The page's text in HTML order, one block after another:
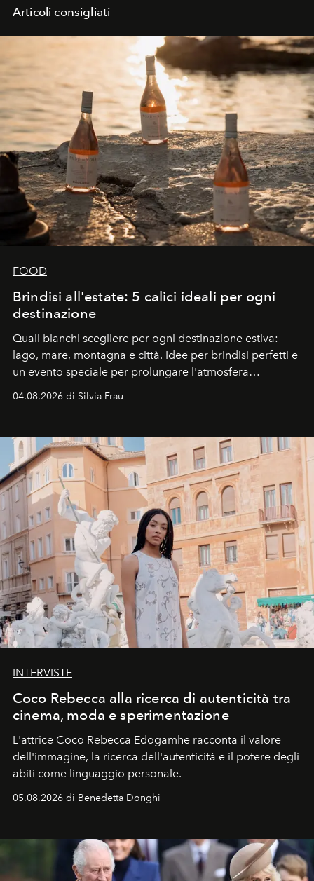
Articoli consigliati
FOOD
Brindisi all'estate: 5 calici ideali per ogni
destinazione
Quali bianchi scegliere per ogni destinazione estiva:
lago, mare, montagna e città. Idee per brindisi perfetti e
un evento speciale per prolungare l'atmosfera
04.08.2026 di Silvia Frau
INTERVISTE
Coco Rebecca alla ricerca di autenticità tra
cinema, moda e sperimentazione
L'attrice Coco Rebecca Edogamhe racconta il valore
dell'immagine, la ricerca dell'autenticità e il potere degli
abiti come linguaggio personale.
05.08.2026 di Benedetta Donghi